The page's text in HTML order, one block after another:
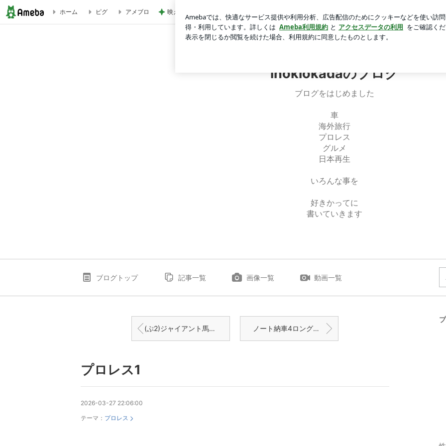
ホーム ピグ アメブロ 映えより優勝したジャンクなメニュー 新規登録
inokiokadaのブログ
ブログをはじめました
車
海外旅行
プロレス
グルメ
日本再生
いろんな事を
好きかってに
書いていきます
ブログトップ 記事一覧 画像一覧 動画一覧
(ぷ2)ジャイアント馬場 日本プロレス プロレス2 ノート納車4ロングドライブ
プロレス1
2026-03-27 22:06:00
テーマ： プロレス